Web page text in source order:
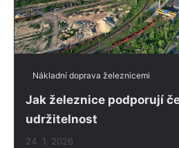
Nákladní doprava železnicemi
Jak železnice podporují
udržitelnost
24. 1. 2026